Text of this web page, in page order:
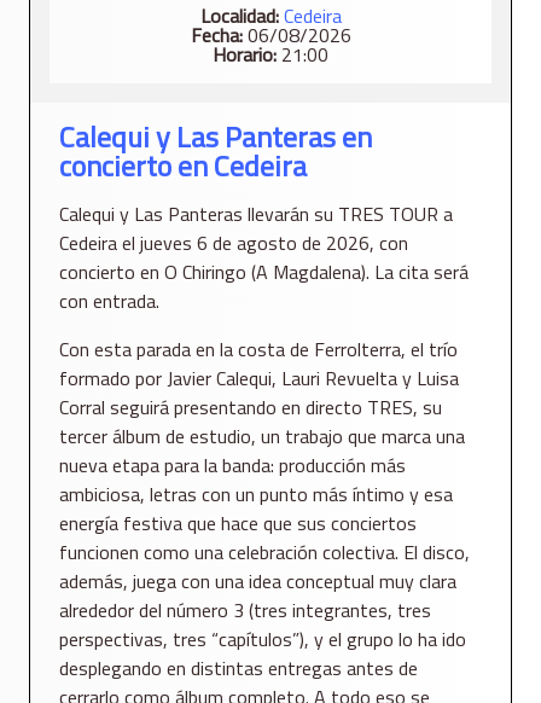
Localidad:Cedeira
Fecha:06/08/2026
Horario: 21:00
Calequi y Las Panteras en
concierto en Cedeira
Calequi y Las Panteras llevarán su TRES TOUR a
Cedeira el jueves 6 de agosto de 2026, con
concierto en O Chiringo (A Magdalena). La cita será
con entrada.
Con esta parada en la costa de Ferrolterra, el trío
formado por Javier Calequi, Lauri Revuelta y Luisa
Corral seguirá presentando en directo TRES, su
tercer álbum de estudio, un trabajo que marca una
nueva etapa para la banda: producción más
ambiciosa, letras con un punto más íntimo y esa
energía festiva que hace que sus conciertos
funcionen como una celebración colectiva. El disco,
además, juega con una idea conceptual muy clara
alrededor del número 3 (tres integrantes, tres
perspectivas, tres “capítulos”), y el grupo lo ha ido
desplegando en distintas entregas antes de
cerrarlo como álbum completo. A todo eso se